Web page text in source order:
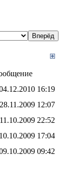
16:19
28.11.2009 12:07
11.10.2009 22:52
10.10.2009 17:04
09:42